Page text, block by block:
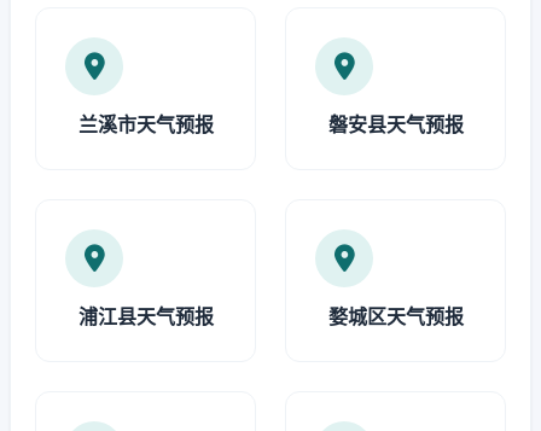
兰溪市天气预报 磐安县天气预报
浦江县天气预报 婺城区天气预报